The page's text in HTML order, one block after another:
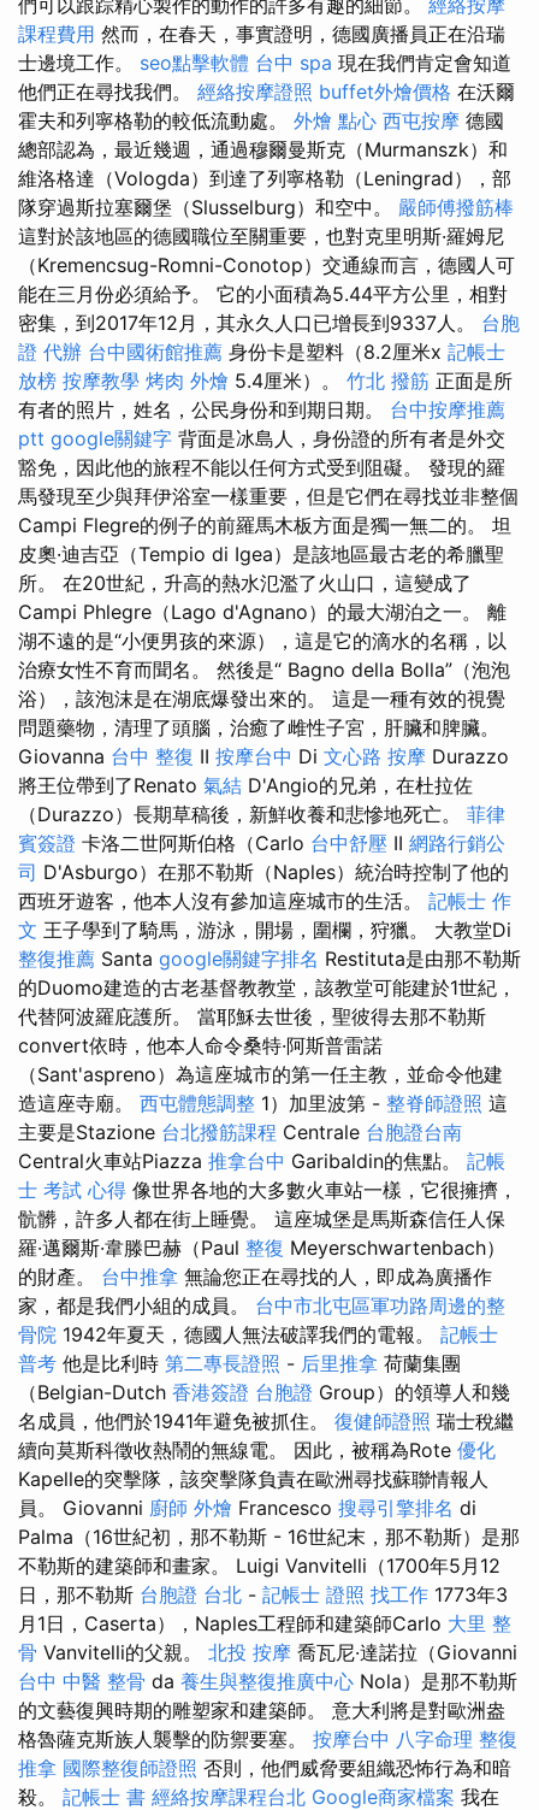
們可以跟踪精心製作的動作的許多有趣的細節。 經絡按摩
課程費用 然而，在春天，事實證明，德國廣播員正在沿瑞
士邊境工作。 seo點擊軟體 台中 spa 現在我們肯定會知道
他們正在尋找我們。 經絡按摩證照 buffet外燴價格 在沃爾
霍夫和列寧格勒的較低流動處。 外燴 點心 西屯按摩 德國
總部認為，最近幾週，通過穆爾曼斯克（Murmanszk）和
維洛格達（Vologda）到達了列寧格勒（Leningrad），部
隊穿過斯拉塞爾堡（Slusselburg）和空中。 嚴師傅撥筋棒
這對於該地區的德國職位至關重要，也對克里明斯·羅姆尼
（Kremencsug-Romni-Conotop）交通線而言，德國人可
能在三月份必須給予。 它的小面積為5.44平方公里，相對
密集，到2017年12月，其永久人口已增長到9337人。 台胞
證 代辦 台中國術館推薦 身份卡是塑料（8.2厘米x 記帳士
放榜 按摩教學 烤肉 外燴 5.4厘米）。 竹北 撥筋 正面是所
有者的照片，姓名，公民身份和到期日期。 台中按摩推薦
ptt google關鍵字 背面是冰島人，身份證的所有者是外交
豁免，因此他的旅程不能以任何方式受到阻礙。 發現的羅
馬發現至少與拜伊浴室一樣重要，但是它們在尋找並非整個
Campi Flegre的例子的前羅馬木板方面是獨一無二的。 坦
皮奧·迪吉亞（Tempio di Igea）是該地區最古老的希臘聖
所。 在20世紀，升高的熱水氾濫了火山口，這變成了
Campi Phlegre（Lago d'Agnano）的最大湖泊之一。 離
湖不遠的是“小便男孩的來源），這是它的滴水的名稱，以
治療女性不育而聞名。 然後是“ Bagno della Bolla”（泡泡
浴），該泡沫是在湖底爆發出來的。 這是一種有效的視覺
問題藥物，清理了頭腦，治癒了雌性子宮，肝臟和脾臟。
Giovanna 台中 整復 II 按摩台中 Di 文心路 按摩 Durazzo
將王位帶到了Renato 氣結 D'Angio的兄弟，在杜拉佐
（Durazzo）長期草稿後，新鮮收養和悲慘地死亡。 菲律
賓簽證 卡洛二世阿斯伯格（Carlo 台中舒壓 II 網路行銷公
司 D'Asburgo）在那不勒斯（Naples）統治時控制了他的
西班牙遊客，他本人沒有參加這座城市的生活。 記帳士 作
文 王子學到了騎馬，游泳，開場，圍欄，狩獵。 大教堂Di
整復推薦 Santa google關鍵字排名 Restituta是由那不勒斯
的Duomo建造的古老基督教教堂，該教堂可能建於1世紀，
代替阿波羅庇護所。 當耶穌去世後，聖彼得去那不勒斯
convert依時，他本人命令桑特·阿斯普雷諾
（Sant'aspreno）為這座城市的第一任主教，並命令他建
造這座寺廟。 西屯體態調整 1）加里波第 - 整脊師證照 這
主要是Stazione 台北撥筋課程 Centrale 台胞證台南
Central火車站Piazza 推拿台中 Garibaldin的焦點。 記帳
士 考試 心得 像世界各地的大多數火車站一樣，它很擁擠，
骯髒，許多人都在街上睡覺。 這座城堡是馬斯森信任人保
羅·邁爾斯·韋滕巴赫（Paul 整復 Meyerschwartenbach）
的財產。 台中推拿 無論您正在尋找的人，即成為廣播作
家，都是我們小組的成員。 台中市北屯區軍功路周邊的整
骨院 1942年夏天，德國人無法破譯我們的電報。 記帳士
普考 他是比利時 第二專長證照 - 后里推拿 荷蘭集團
（Belgian-Dutch 香港簽證 台胞證 Group）的領導人和幾
名成員，他們於1941年避免被抓住。 復健師證照 瑞士稅繼
續向莫斯科徵收熱鬧的無線電。 因此，被稱為Rote 優化
Kapelle的突擊隊，該突擊隊負責在歐洲尋找蘇聯情報人
員。 Giovanni 廚師 外燴 Francesco 搜尋引擎排名 di
Palma（16世紀初，那不勒斯 - 16世紀末，那不勒斯）是那
不勒斯的建築師和畫家。 Luigi Vanvitelli（1700年5月12
日，那不勒斯 台胞證 台北 - 記帳士 證照 找工作 1773年3
月1日，Caserta），Naples工程師和建築師Carlo 大里 整
骨 Vanvitelli的父親。 北投 按摩 喬瓦尼·達諾拉（Giovanni
台中 中醫 整骨 da 養生與整復推廣中心 Nola）是那不勒斯
的文藝復興時期的雕塑家和建築師。 意大利將是對歐洲盎
格魯薩克斯族人襲擊的防禦要塞。 按摩台中 八字命理 整復
推拿 國際整復師證照 否則，他們威脅要組織恐怖行為和暗
殺。 記帳士 書 經絡按摩課程台北 Google商家檔案 我在